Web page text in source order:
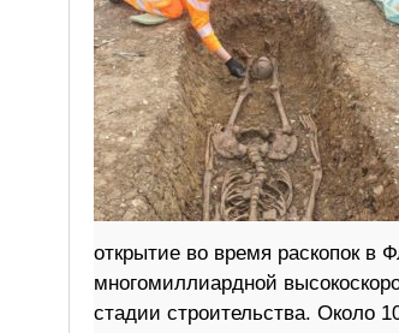
открытие во время раскопок в
многомиллиардной
стадии строительства. Около